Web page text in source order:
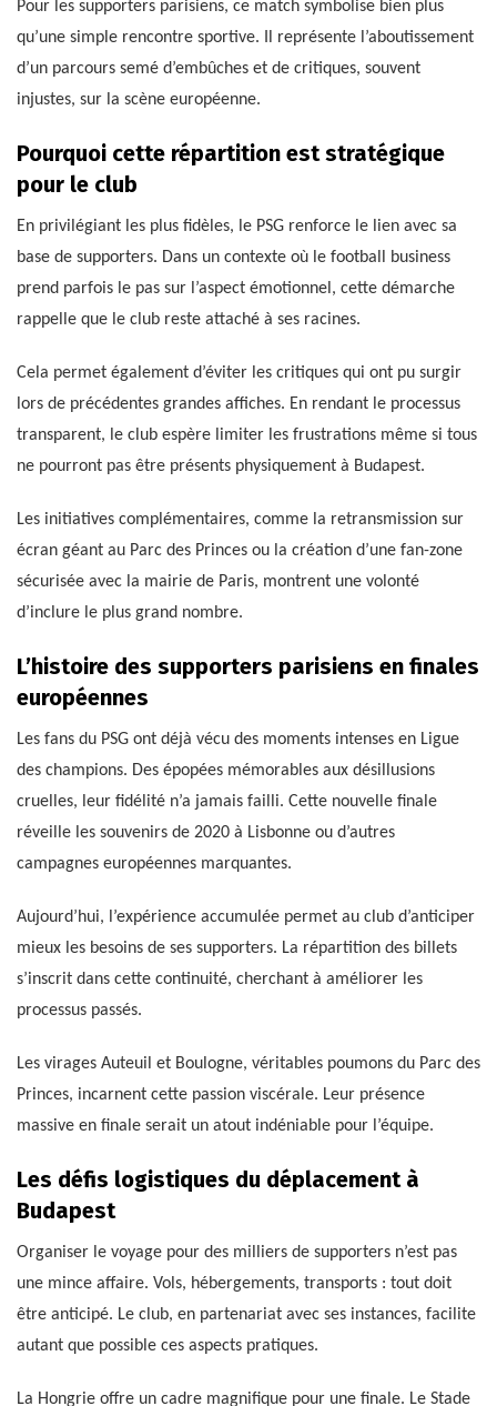
Pour les supporters parisiens, ce match symbolise bien plus
qu’une simple rencontre sportive. Il représente l’aboutissement
d’un parcours semé d’embûches et de critiques, souvent
injustes, sur la scène européenne.
Pourquoi cette répartition est stratégique
pour le club
En privilégiant les plus fidèles, le PSG renforce le lien avec sa
base de supporters. Dans un contexte où le football business
prend parfois le pas sur l’aspect émotionnel, cette démarche
rappelle que le club reste attaché à ses racines.
Cela permet également d’éviter les critiques qui ont pu surgir
lors de précédentes grandes affiches. En rendant le processus
transparent, le club espère limiter les frustrations même si tous
ne pourront pas être présents physiquement à Budapest.
Les initiatives complémentaires, comme la retransmission sur
écran géant au Parc des Princes ou la création d’une fan-zone
sécurisée avec la mairie de Paris, montrent une volonté
d’inclure le plus grand nombre.
L’histoire des supporters parisiens en finales
européennes
Les fans du PSG ont déjà vécu des moments intenses en Ligue
des champions. Des épopées mémorables aux désillusions
cruelles, leur fidélité n’a jamais failli. Cette nouvelle finale
réveille les souvenirs de 2020 à Lisbonne ou d’autres
campagnes européennes marquantes.
Aujourd’hui, l’expérience accumulée permet au club d’anticiper
mieux les besoins de ses supporters. La répartition des billets
s’inscrit dans cette continuité, cherchant à améliorer les
processus passés.
Les virages Auteuil et Boulogne, véritables poumons du Parc des
Princes, incarnent cette passion viscérale. Leur présence
massive en finale serait un atout indéniable pour l’équipe.
Les défis logistiques du déplacement à
Budapest
Organiser le voyage pour des milliers de supporters n’est pas
une mince affaire. Vols, hébergements, transports : tout doit
être anticipé. Le club, en partenariat avec ses instances, facilite
autant que possible ces aspects pratiques.
La Hongrie offre un cadre magnifique pour une finale. Le Stade